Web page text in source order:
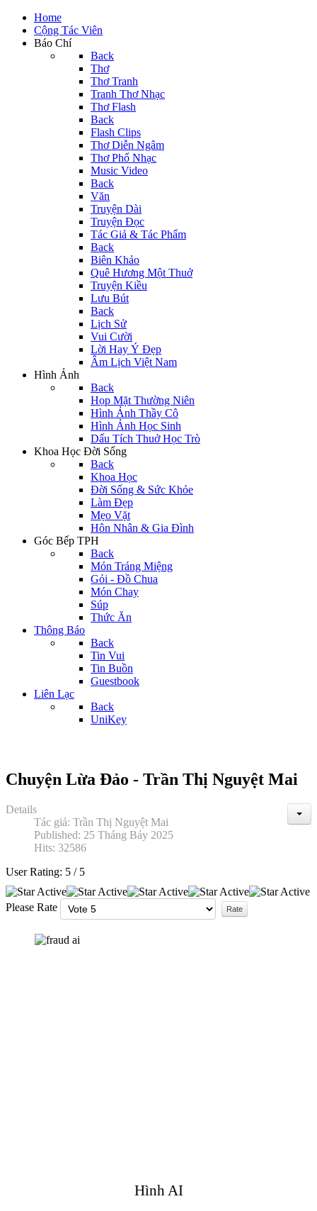
Home
Cộng Tác Viên
Báo Chí
Back
Thơ
Thơ Tranh
Tranh Thơ Nhạc
Thơ Flash
Back
Flash Clips
Thơ Diễn Ngâm
Thơ Phổ Nhạc
Music Video
Back
Văn
Truyện Dài
Truyện Đọc
Tác Giả & Tác Phẩm
Back
Biên Khảo
Quê Hương Một Thuở
Truyện Kiều
Lưu Bút
Back
Lịch Sử
Vui Cười
Lời Hay Ý Đẹp
Âm Lịch Việt Nam
Hình Ảnh
Back
Họp Mặt Thường Niên
Hình Ảnh Thầy Cô
Hình Ảnh Học Sinh
Dấu Tích Thuở Học Trò
Khoa Học Đời Sống
Back
Khoa Học
Đời Sống & Sức Khỏe
Làm Đẹp
Mẹo Vặt
Hôn Nhân & Gia Đình
Góc Bếp TPH
Back
Món Tráng Miệng
Gỏi - Đồ Chua
Món Chay
Súp
Thức Ăn
Thông Báo
Back
Tin Vui
Tin Buồn
Guestbook
Liên Lạc
Back
UniKey
Chuyện Lừa Đảo - Trần Thị Nguyệt Mai
Details
Tác giả: Trần Thị Nguyệt Mai
Published: 25 Tháng Bảy 2025
Hits: 32586
User Rating: 5 / 5
Please Rate
Hình AI